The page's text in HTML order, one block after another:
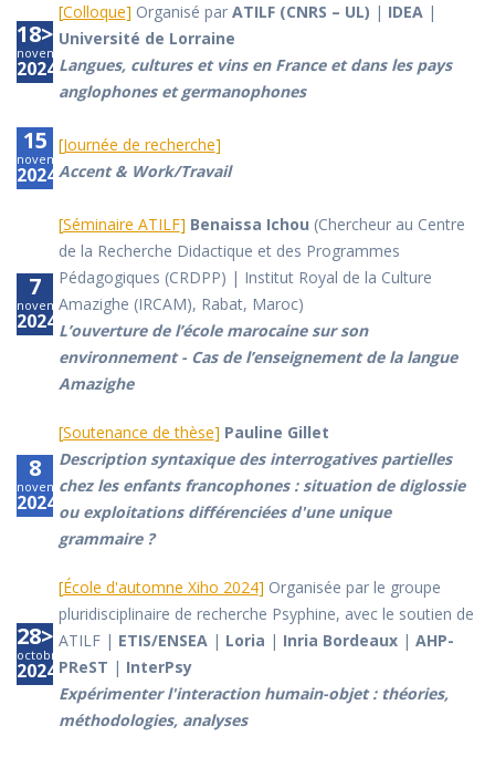
18>19
novembre
2024
[Colloque] Organisé par ATILF (CNRS – UL) | IDEA|
Université de Lorraine
Langues, cultures et vins en France et dans les pays
anglophones et germanophones
15
novembre
2024
[Journée de recherche]
Accent & Work/Travail
7
novembre
2024
[Séminaire ATILF] Benaissa Ichou (Chercheur au Centre
de la Recherche Didactique et des Programmes
Pédagogiques (CRDPP) | Institut Royal de la Culture
Amazighe (IRCAM), Rabat, Maroc)
L’ouverture de l’école marocaine sur son
environnement - Cas de l’enseignement de la langue
Amazighe
8
novembre
2024
[Soutenance de thèse] Pauline Gillet
Description syntaxique des interrogatives partielles
chez les enfants francophones : situation de diglossie
ou exploitations différenciées d'une unique
grammaire ?
28>31
octobre
2024
[École d'automne Xiho 2024] Organisée par le groupe
pluridisciplinaire de recherche Psyphine, avec le soutien de
ATILF | ETIS/ENSEA| Loria | Inria Bordeaux| AHP-
PReST | InterPsy
Expérimenter l'interaction humain-objet : théories,
méthodologies, analyses